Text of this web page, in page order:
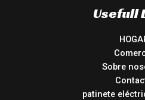
Usefull
Sobre
patinete